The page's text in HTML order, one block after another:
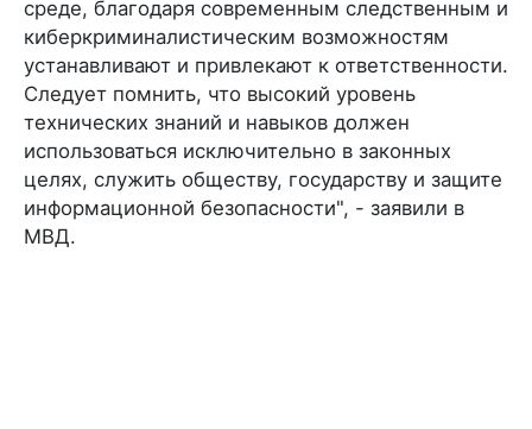
среде, благодаря современным следственным и
киберкриминалистическим возможностям
устанавливают и привлекают к ответственности.
Следует помнить, что высокий уровень
технических знаний и навыков должен
использоваться исключительно в законных
целях, служить обществу, государству и защите
информационной безопасности", - заявили в
МВД.